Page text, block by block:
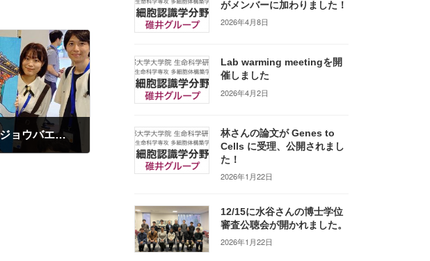
JDRC16 (第16回日本ショウジョウバエ研究集会) @仙台に多数のメンバーが参加しました。水谷さんは森脇大五郎賞 2nd prize を受賞しました！！！
がメンバーに加わりました！
2026年4月8日
Lab warming meetingを開
催しました
2026年4月2日
林さんの論文が Genes to
Cells に受理、公開されまし
た！
2026年1月22日
12/15に水谷さんの博士学位
審査公聴会が開かれました。
2026年1月22日